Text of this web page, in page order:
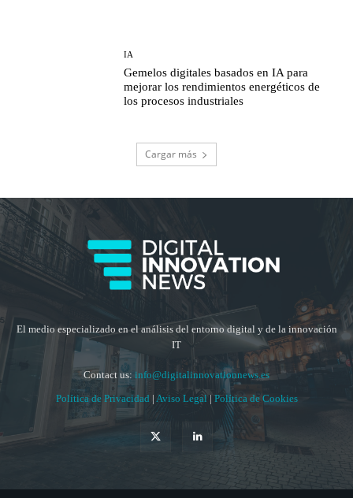
IA
Gemelos digitales basados en IA para
mejorar los rendimientos energéticos de
los procesos industriales
Cargar más
El medio especializado en el análisis del entorno digital y de la innovación
IT
Contact us: info@digitalinnovationnews.es
Política de Privacidad | Aviso Legal | Política de Cookies